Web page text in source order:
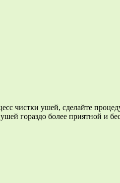
чистки ушей, сделайте
гораздо более приятной и